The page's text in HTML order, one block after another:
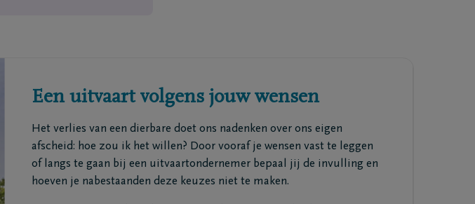
Een uitvaart volgens jouw wensen
Het verlies van een dierbare doet ons nadenken over ons eigen
afscheid: hoe zou ik het willen? Door vooraf je wensen vast te leggen
of langs te gaan bij een uitvaartondernemer bepaal jij de invulling en
hoeven je nabestaanden deze keuzes niet te maken.